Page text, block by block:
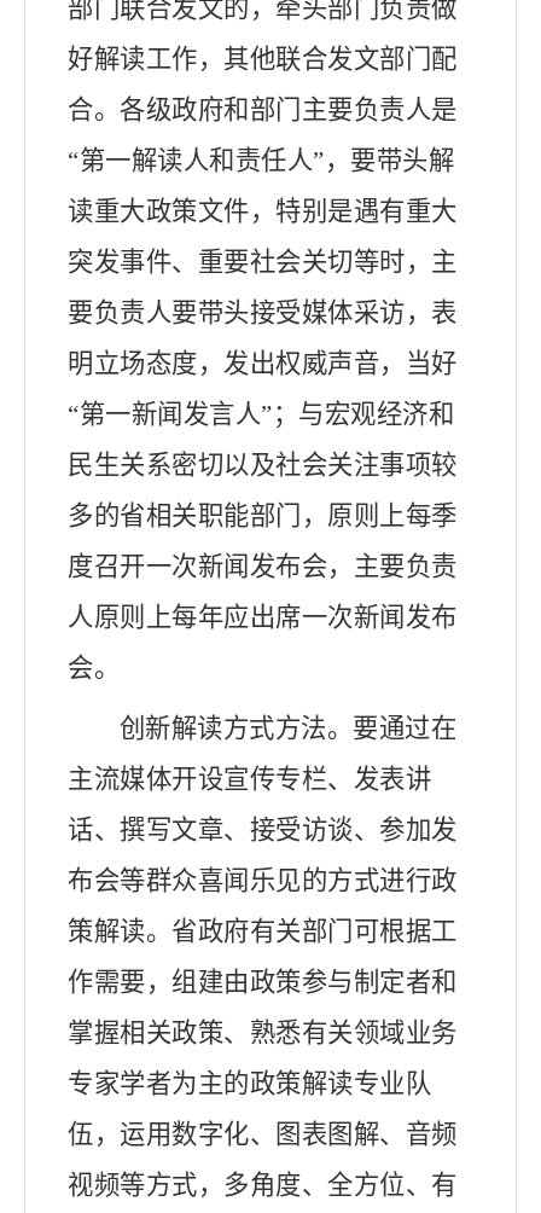
部门联合发文的，牵头部门负责做
好解读工作，其他联合发文部门配
合。 各级政府和部门主要负责人是
“第一解读人和责任人”，要带头解
读重大政策文件，特别是遇有重大
突发事件、重要社会关切等时，主
要负责人要带头接受媒体采访，表
明立场态度，发出权威声音，当好
“第一新闻发言人”；与宏观经济和
民生关系密切以及社会关注事项较
多的省相关职能部门，原则上每季
度召开一次新闻发布会，主要负责
人原则上每年应出席一次新闻发布
会。
创新解读方式方法。要通过在
主流媒体开设宣传专栏、 发表讲
话、撰写文章、接受访谈、参加发
布会等群众喜闻乐见的方式进行政
策解读。 省政府有关部门可根据工
作需要，组建由政策参与制定者和
掌握相关政策、熟悉有关领域业务
专家学者为主的政策解读专业队
伍，运用数字化、图表图解、音频
视频等方式， 多角度、全方位、有